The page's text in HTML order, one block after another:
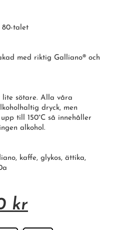
talet
med riktig Galliano® och
lite sötare. Alla våra
dryck, men
till 150°C så innehåller
ingen alkohol.
kaffe, glykos, ättika,
kr